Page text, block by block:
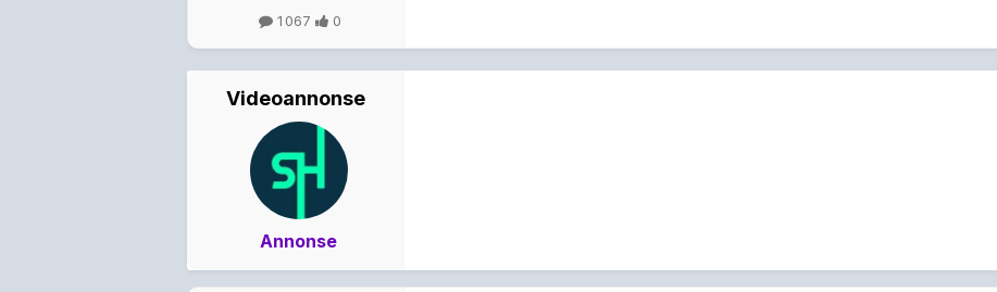
1 067 0
Videoannonse
Annonse